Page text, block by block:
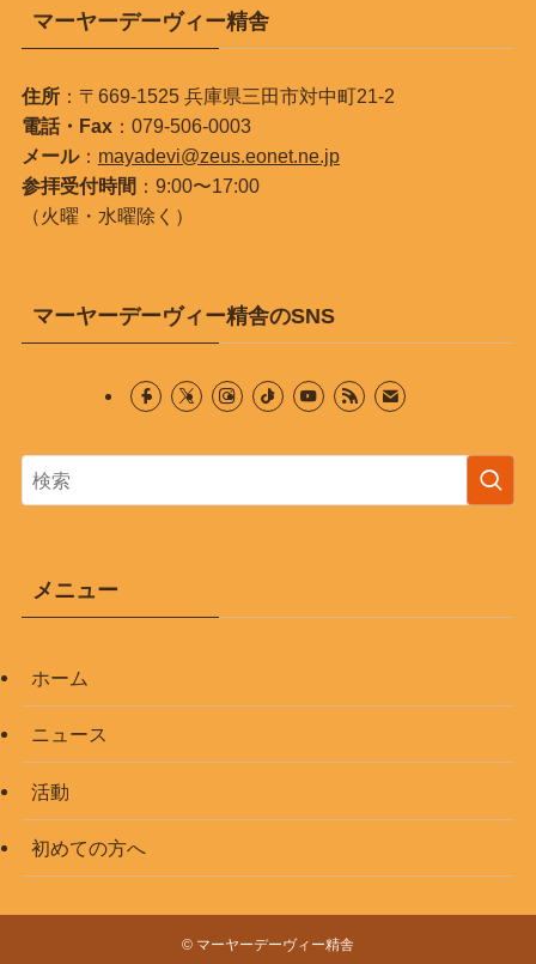
マーヤーデーヴィー精舎
住所：〒669-1525 兵庫県三田市対中町21-2
電話・Fax：079-506-0003
メール： mayadevi@zeus.eonet.ne.jp
参拝受付時間 ：9:00〜17:00
（火曜・水曜除く）
マーヤーデーヴィー精舎のSNS
メニュー
ホーム
ニュース
活動
初めての方へ
© マーヤーデーヴィー精舎